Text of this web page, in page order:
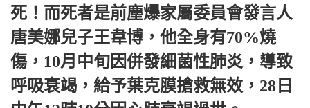
死！而死者是前塵爆家屬委員會發言人
唐美娜兒子王韋博，他全身有70%燒
傷，10月中旬因併發細菌性肺炎，導致
呼吸衰竭，給予葉克膜搶救無效，28日